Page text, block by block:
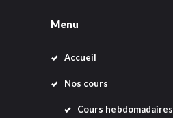
Menu
Accueil
Nos cours
Cours hebdomadaires